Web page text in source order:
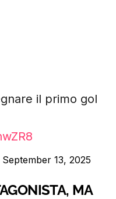
il primo gol
September 13, 2025
MA